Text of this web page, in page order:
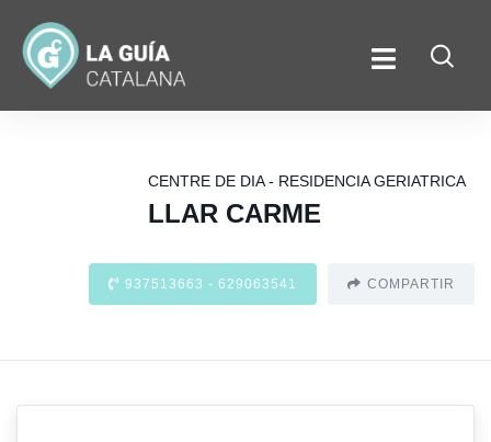
CENTRE DE DIA - RESIDENCIA GERIATRICA
LLAR CARME
937513663 - 629063541 COMPARTIR